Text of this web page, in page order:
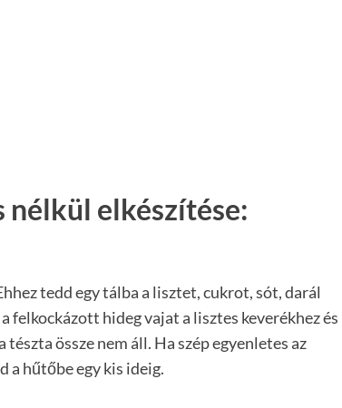
nélkül elkészítése:
tedd egy tálba a lisztet, cukrot, sót, darál
felkockázott hideg vajat a lisztes keverékhez és
össze nem áll. Ha szép egyenletes az
a hűtőbe egy kis ideig.